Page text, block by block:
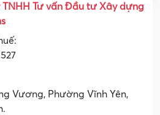
TNHH Tư vấn Đầu tư Xây dựng
Vương, Phường Vĩnh Yên,